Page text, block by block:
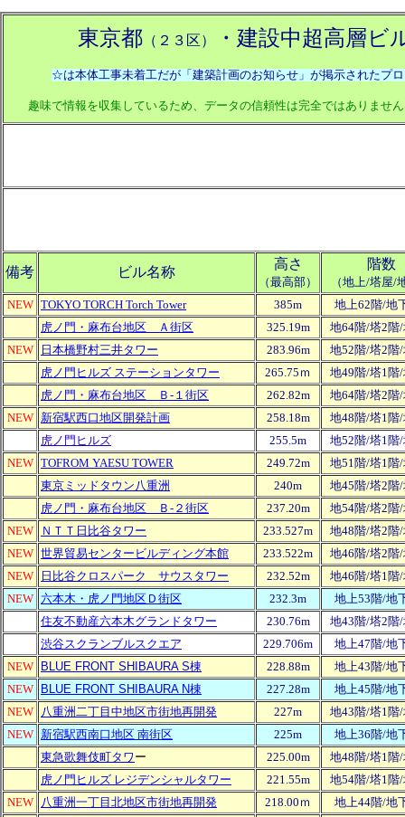
東京都（２３区） ・建設中超高層ビ
☆は本体工事未着工だが「建築計画のお知らせ」が掲示されたプ
趣味で情報を収集しているため、データの信頼性は完全ではありませ
備考 ビル名称
高さ
（最高部）
階数
（地上/塔屋/
NEW TOKYO TORCH Torch Tower 385m
地上62階/地
虎ノ門・麻布台地区 Ａ街区
325.19m
地64階/塔2階
NEW
日本橋野村三井タワー 283.96m
地52階/塔2階
虎ノ門ヒルズ ステーションタワー
265.75ｍ
地49階/塔1階
虎ノ門・麻布台地区 Ｂ-１街区
262.82m
地64階/塔2階
NEW
新宿駅西口地区開発計画 258.18m
地48階/塔1階
虎ノ門ヒルズ
255.5m
地52階/塔1階
NEW TOFROM YAESU TOWER 249.72m
地51階/塔1階
東京ミッドタウン八重洲
240m
地45階/塔2階
虎ノ門・麻布台地区 Ｂ-２街区
237.20m
地54階/塔2階
NEW
ＮＴＴ日比谷タワー 233.527m
地48階/塔2階
NEW 世界貿易センタービルディング本館 233.522m
地46階/塔2階
NEW
日比谷クロスパーク サウスタワー 232.52m
地46階/塔1階
NEW 六本木・虎ノ門地区Ｄ街区 232.3m
地上53階/地
住友不動産六本木グランドタワー
230.76m
地43階/塔2階
渋谷スクランブルスクエア
229.706m
地上47階/地
NEW
BLUE FRONT SHIBAURA S棟 228.88m
地上43階/地
NEW
BLUE FRONT SHIBAURA N棟 227.28m
地上45階/地
NEW
八重洲二丁目中地区市街地再開発 227m
地43階/塔1階
NEW
新宿駅西南口地区 南街区 225m
地上36階/地
東急歌舞伎町タワ ー 225.00m
地48階/塔1階
虎ノ門ヒルズ レジデンシャルタワー
221.55m
地54階/塔1階
NEW
八重洲一丁目北地区市街地再開発 218.00ｍ
地上44階/地